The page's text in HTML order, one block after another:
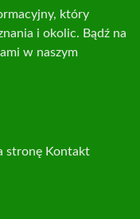
który
i okolic. Bądź na
w naszym
stronę Kontakt